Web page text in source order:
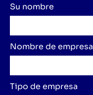
Su nombre
Nombre de empresa
Tipo de empresa